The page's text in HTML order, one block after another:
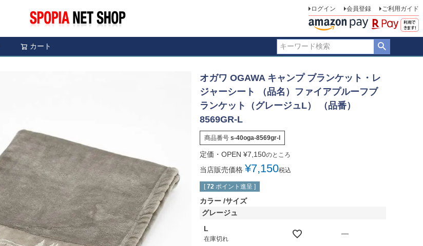
ログイン 会員登録 ご利用ガイド
カート
オガワ OGAWA キャンプ ブランケット・レ
ジャーシート （品名）ファイアプルーフブ
ランケット（グレージュL） （品番）
8569GR-L
商品番号 s-40oga-8569gr-l
定価・OPEN ¥7,150のところ
当店販売価格 ¥7,150税込
[ 72 ポイント進呈 ]
カラー サイズ
グレージュ
L
在庫切れ
—